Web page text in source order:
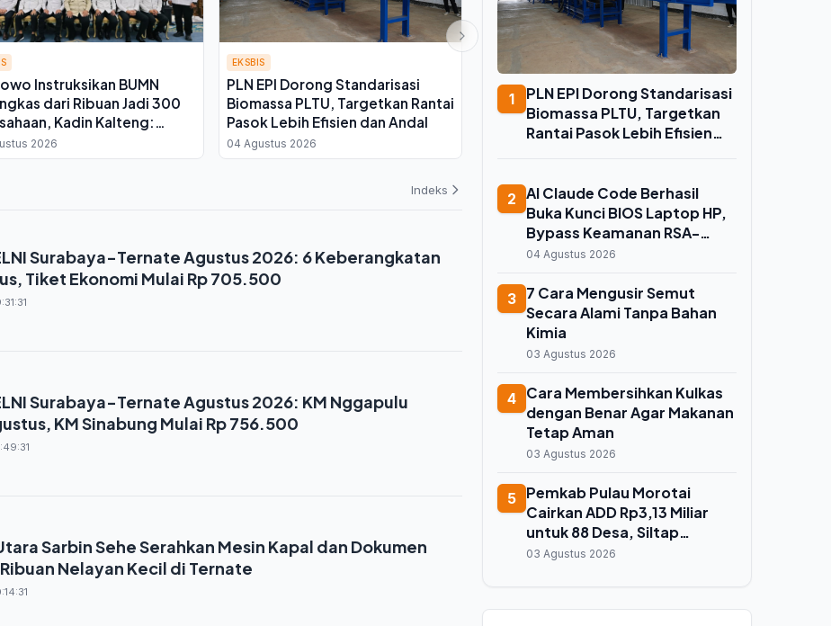
Instruksikan BUMN
dari Ribuan Jadi 300
Kadin Kalteng:
Kembali ke Swasta
2026
EKSBIS
PLN EPI Dorong Standarisasi
Biomassa PLTU, Targetkan Rantai
Pasok Lebih Efisien dan Andal
04 Agustus 2026
Pemkab Pulau Morotai Cairkan
ADD Rp3,13 Miliar untuk 88 Desa,
Siltap Perangkat Desa Desember
2025 Masih Tertunda
Indeks
Surabaya-Ternate Agustus 2026: 6 Keberangkatan
Tiket Ekonomi Mulai Rp 705.500
Surabaya-Ternate Agustus 2026: KM Nggapulu
KM Sinabung Mulai Rp 756.500
Sarbin Sehe Serahkan Mesin Kapal dan Dokumen
Nelayan Kecil di Ternate
1
PLN EPI Dorong Standarisasi
Biomassa PLTU, Targetkan
Rantai Pasok Lebih Efisien
2
AI Claude Code Berhasil
Buka Kunci BIOS Laptop HP,
Bypass Keamanan RSA-
2048 dan Aktifkan 55
04 Agustus 2026
3 7 Cara Mengusir Semut
Secara Alami Tanpa Bahan
Kimia
03 Agustus 2026
4 Cara Membersihkan Kulkas
dengan Benar Agar Makanan
Tetap Aman
03 Agustus 2026
5 Pemkab Pulau Morotai
Cairkan ADD Rp3,13 Miliar
untuk 88 Desa, Siltap
Perangkat Desa Desember
03 Agustus 2026